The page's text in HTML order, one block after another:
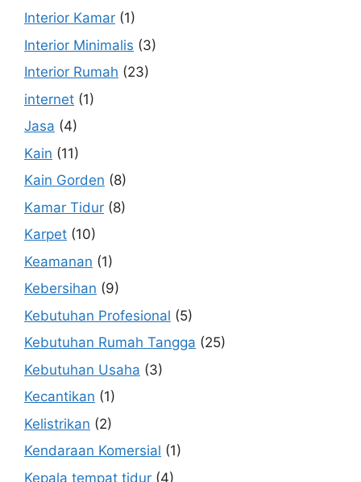
Interior Kamar (1)
Interior Minimalis (3)
Interior Rumah (23)
internet (1)
Jasa (4)
Kain (11)
Kain Gorden (8)
Kamar Tidur (8)
Karpet (10)
Keamanan (1)
Kebersihan (9)
Kebutuhan Profesional (5)
Kebutuhan Rumah Tangga (25)
Kebutuhan Usaha (3)
Kecantikan (1)
Kelistrikan (2)
Kendaraan Komersial (1)
Kepala tempat tidur (4)